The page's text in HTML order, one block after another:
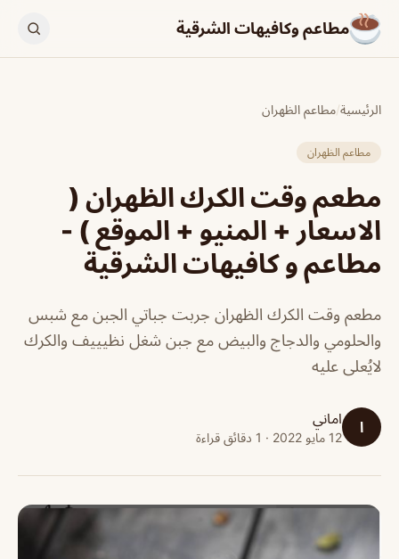
مطاعم وكافيهات الشرقية
الرئيسية/مطاعم الظهران
مطاعم الظهران
مطعم وقت الكرك الظهران (
الاسعار + المنيو + الموقع ) -
مطاعم و كافيهات الشرقية
مطعم وقت الكرك الظهران جربت جباتي الجبن مع شبس
والحلومي والدجاج والبيض مع جبن شغل نظيييف والكرك
لايُعلى عليه
ا اماني
12 مايو 2022 · 1 دقائق قراءة